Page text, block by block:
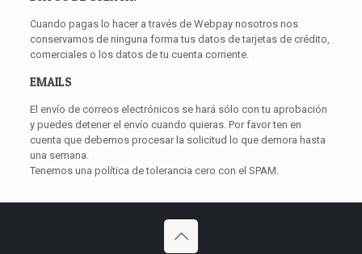
Cuando pagas lo hacer a través de Webpay nosotros nos
conservamos de ninguna forma tus datos de tarjetas de crédito,
comerciales o los datos de tu cuenta corriente.
EMAILS
El envío de correos electrónicos se hará sólo con tu aprobación
y puedes detener el envío cuando quieras. Por favor ten en
cuenta que debemos procesar la solicitud lo que demora hasta
una semana.
Tenemos una política de tolerancia cero con el SPAM.